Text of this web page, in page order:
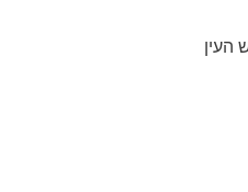
הקנבס והפך את התמונות לקנבס
דמי משלוח! תודה רבה!! שירה
העין